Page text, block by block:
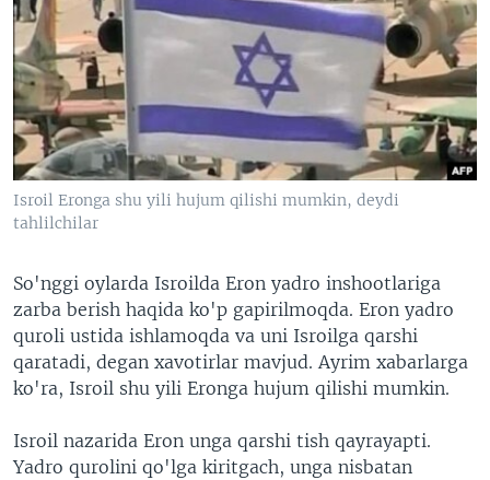
VASHINGTON CHOYXONASI
MOBIL-SALOM!
VIDEO
XABARLAR SURATLARDA
YOUTUBE
INSTAGRAM
ODNOKLASSNIKI
TELEGRAM
TWITTER
SOUNDCLOUD
EDITORIAL
Learning English
VOA
Isroil Eronga shu yili hujum qilishi mumkin, deydi
tahlilchilar
So'nggi oylarda Isroilda Eron yadro inshootlariga
zarba berish haqida ko'p gapirilmoqda. Eron yadro
quroli ustida ishlamoqda va uni Isroilga qarshi
qaratadi, degan xavotirlar mavjud. Ayrim xabarlarga
ko'ra, Isroil shu yili Eronga hujum qilishi mumkin.
Isroil nazarida Eron unga qarshi tish qayrayapti.
Yadro qurolini qo'lga kiritgach, unga nisbatan